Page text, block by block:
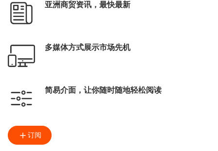
亚洲商贸资讯，最快最新
多媒体方式展示市场先机
简易介面，让你随时随地轻松阅读
订阅